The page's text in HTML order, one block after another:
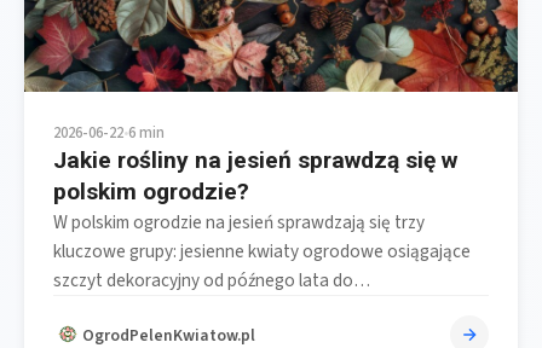
2026-06-22•6 min
Jakie rośliny na jesień sprawdzą się w
polskim ogrodzie?
W polskim ogrodzie na jesień sprawdzają się trzy
kluczowe grupy: jesienne kwiaty ogrodowe osiągające
szczyt dekoracyjny od późnego lata do…
OgrodPelenKwiatow.pl